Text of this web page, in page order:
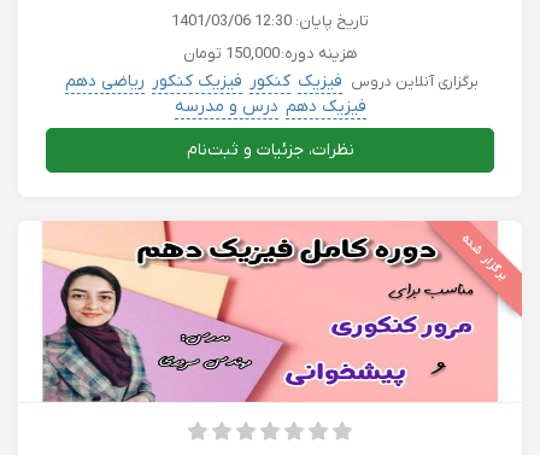
تاریخ پایان: 1401/03/06 12:30
هزینه دوره:150,000 تومان
برگزاری آنلاین دروس فیزیک کنکور فیزیک کنکور ریاضی دهم
فیزیک دهم درس و مدرسه
نظرات، جزئیات و ثبت‌نام
برگزار شده